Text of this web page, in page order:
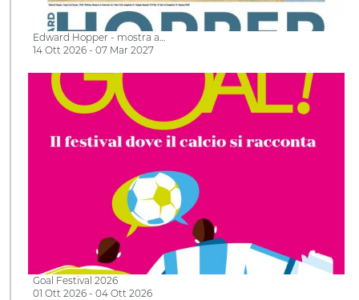
Edward Hopper - mostra a…
14 Ott 2026 - 07 Mar 2027
Goal Festival 2026
01 Ott 2026 - 04 Ott 2026